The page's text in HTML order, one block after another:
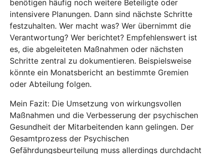
benötigen häufig noch weitere Beteiligte oder
intensivere Planungen. Dann sind nächste Schritte
festzuhalten. Wer macht was? Wer übernimmt die
Verantwortung? Wer berichtet? Empfehlenswert ist
es, die abgeleiteten Maßnahmen oder nächsten
Schritte zentral zu dokumentieren. Beispielsweise
könnte ein Monatsbericht an bestimmte Gremien
oder Abteilung folgen.
Mein Fazit: Die Umsetzung von wirkungsvollen
Maßnahmen und die Verbesserung der psychischen
Gesundheit der Mitarbeitenden kann gelingen. Der
Gesamtprozess der Psychischen
Gefährdungsbeurteilung muss allerdings durchdacht